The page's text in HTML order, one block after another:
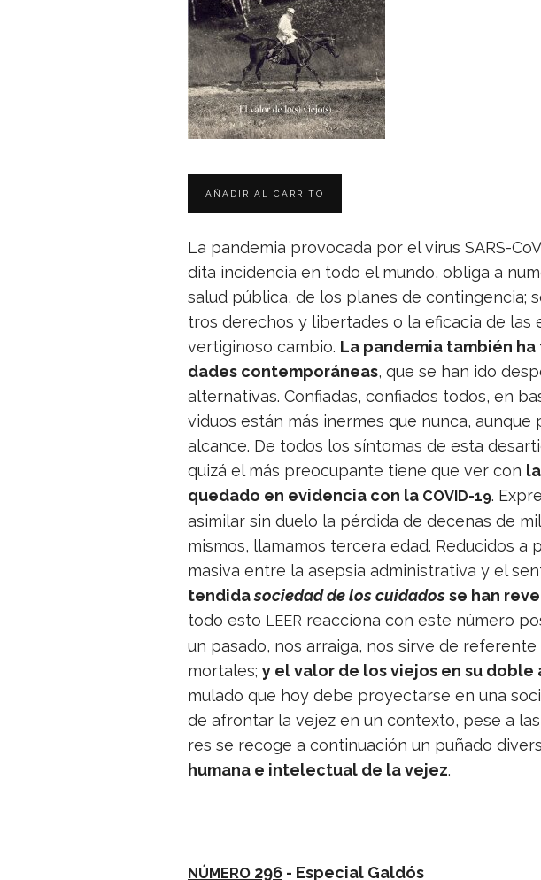
La pan­de­mia pro­vo­cada por el virus SARS-
dita inci­den­cia en todo el mundo, obliga a
salud pública, de los pla­nes de
tros dere­chos y liber­ta­des o la efi­ca­cia de
ver­ti­gi­noso cam­bio. La pan­de­mia tam­bién
da­des con­tem­po­rá­neas, que se han ido
alter­na­ti­vas. Con­fia­das, con­fia­dos todos, en
vi­duos están más iner­mes que nunca,
alcance. De todos los sín­to­mas de esta
quizá el más preo­cu­pante tiene que ver con
que­dado en evi­den­cia con la COVID-19.
asi­mi­lar sin duelo la pér­dida de dece­nas de
mis­mos, lla­ma­mos ter­cera edad. Redu­ci­dos a
masiva entre la asep­sia admi­nis­tra­tiva y el
ten­didasocie­dad de los cui­da­dosse han
todo esto LEER reac­ciona con este número
un pasado, nos arraiga, nos sirve de
mor­ta­les; y el valor de los vie­jos en su doble
mu­lado que hoy debe pro­yec­tarse en una
de afron­tar la vejez en un con­texto, pese a
res se recoge a con­ti­nua­ción un puñado
humana e inte­lec­tual de la vejez.
NÚMERO 296 - Espe­cial Galdós